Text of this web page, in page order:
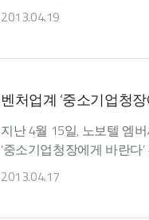
2013.04.19
벤처업계 ‘중소기업청
지난 4월 15일, 노보텔 엠
‘중소기업청장에게 바란
2013.04.17